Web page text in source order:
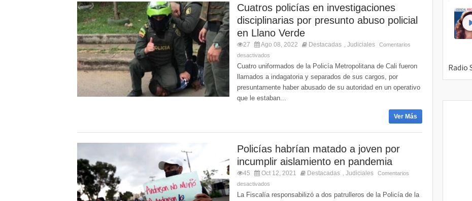
Cuatros policías en investigaciones
disciplinarias por presunto abuso policial
en Llano Verde
27 Ago 08, 2022 Destacadas Judiciales
Comentarios
desactivados
Cuatro uniformados de la Policía Metropolitana de Cali fueron
llamados a indagatoria y separados de sus cargos, por
presuntamente haber abusado de su autoridad en un operativo
que le estaban...
Ver Más
Policías habrían matado a joven por
incumplir aislamiento en pandemia
45 Oct 12, 2021 Destacadas Judiciales
Comentarios
desactivados
La Fiscalía responsabilizó a dos patrulleros de la Policía de la